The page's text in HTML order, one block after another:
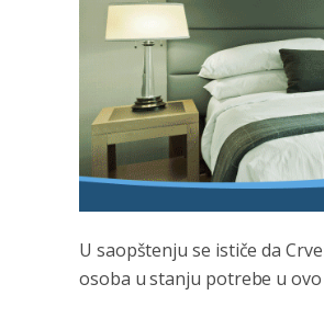
U saopštenju se ističe da
osoba u stanju potrebe u